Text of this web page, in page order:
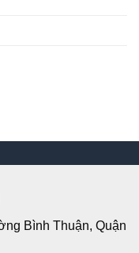
Bình Thuận, Quận